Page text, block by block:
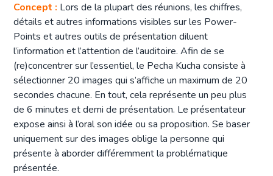
Concept : Lors de la plupart des réunions, les chiffres,
détails et autres informations visibles sur les Power-
Points et autres outils de présentation diluent
l’information et l’attention de l’auditoire. Afin de se
(re)concentrer sur l’essentiel, le Pecha Kucha consiste à
sélectionner 20 images qui s’affiche un maximum de 20
secondes chacune. En tout, cela représente un peu plus
de 6 minutes et demi de présentation. Le présentateur
expose ainsi à l’oral son idée ou sa proposition. Se baser
uniquement sur des images oblige la personne qui
présente à aborder différemment la problématique
présentée.